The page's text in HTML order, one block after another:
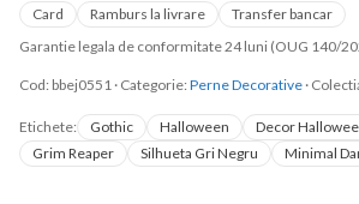
Card Ramburs la livrare
Transfer bancar
Garantie legala de conformitate 24 luni (OUG 140/
Cod: bbej0551 · Categorie: Perne Decorative ·
Etichete: Gothic Halloween Decor
Grim Reaper
Silhueta Gri Negru Minimal